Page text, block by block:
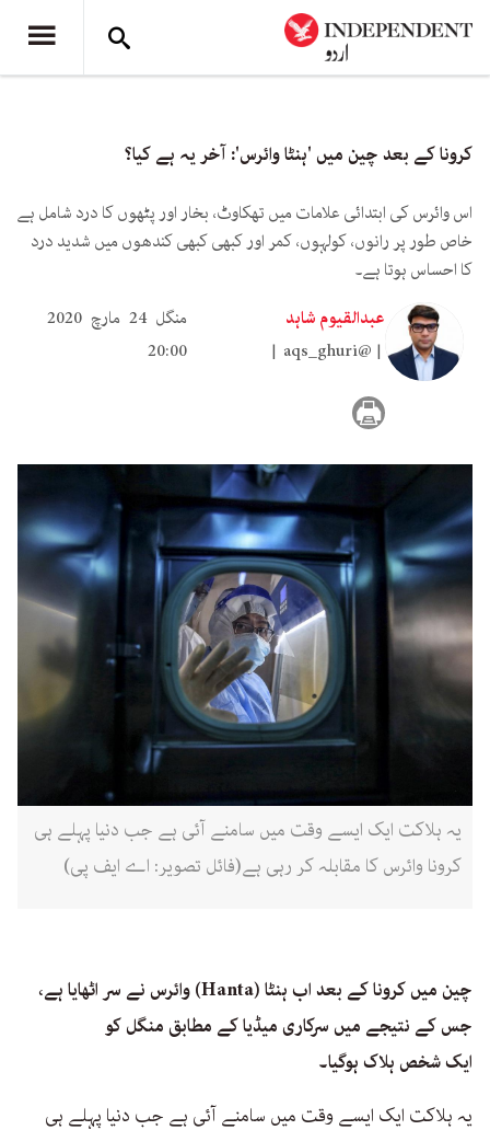
کرونا کے بعد چین میں 'ہنٹا وائرس': آخر یہ ہے کیا؟
اس وائرس کی ابتدائی علامات میں تھکاوٹ، بخار اور پٹھوں کا درد شامل ہے
خاص طور پر رانوں، کولہوں، کمر اور کبھی کبھی کندھوں میں شدید درد
کا احساس ہوتا ہے۔
عبدالقیوم شاہد
aqs_ghuri@
منگل 24 مارچ 2020
20:00
یہ ہلاکت ایک ایسے وقت میں سامنے آئی ہے جب دنیا پہلے ہی
کرونا وائرس کا مقابلہ کر رہی ہے(فائل تصویر: اے ایف پی)
چین میں کرونا کے بعد اب ہنٹا (Hanta) وائرس نے سر اٹھایا ہے،
جس کے نتیجے میں سرکاری میڈیا کے مطابق منگل کو
ایک شخص ہلاک ہوگیا۔
یہ ہلاکت ایک ایسے وقت میں سامنے آئی ہے جب دنیا پہلے ہی